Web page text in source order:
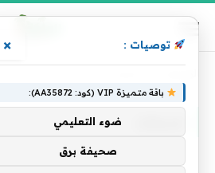
توصيات : ×
باقة متميزة VIP (كود: AA35872):
ضوء التعليمي
صحيفة برق